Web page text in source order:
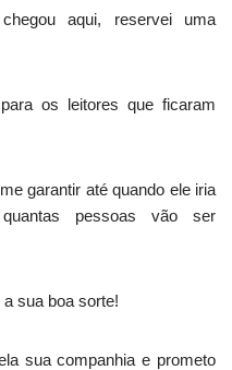
aqui, reservei uma
os leitores que ficaram
garantir até quando ele iria
pessoas vão ser
sua boa sorte!
sua companhia e prometo